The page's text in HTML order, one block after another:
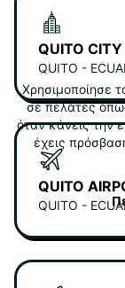
QUITO
QUITO -
QUITO
QUITO -
Χρησιμοποίησε
σε πελάτες
όταν κάνεις την
έχεις